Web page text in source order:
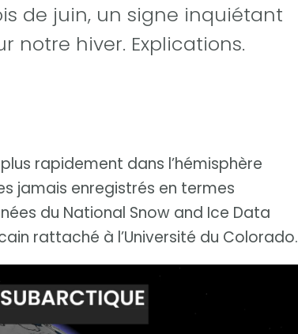
de juin, un signe inquiétant
notre hiver. Explications.
rapidement dans l’hémisphère
jamais enregistrés en termes
du National Snow and Ice Data
rattaché à l’Université du Colorado.